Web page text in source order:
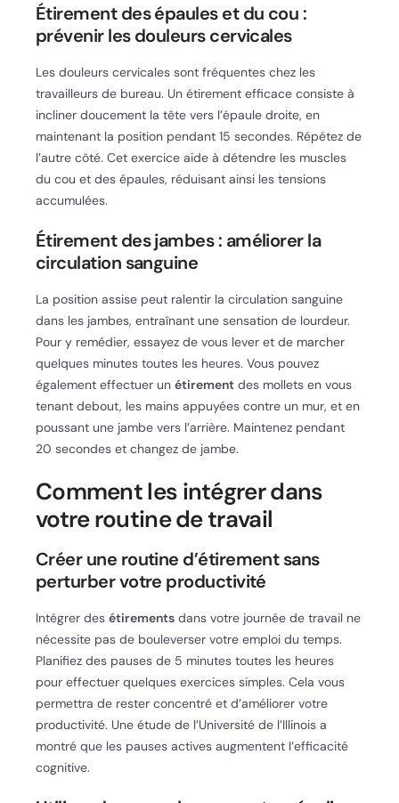
Étirement des épaules et du cou :
prévenir les douleurs cervicales
Les douleurs cervicales sont fréquentes chez les
travailleurs de bureau. Un étirement efficace consiste à
incliner doucement la tête vers l’épaule droite, en
maintenant la position pendant 15 secondes. Répétez de
l’autre côté. Cet exercice aide à détendre les muscles
du cou et des épaules, réduisant ainsi les tensions
accumulées.
Étirement des jambes : améliorer la
circulation sanguine
La position assise peut ralentir la circulation sanguine
dans les jambes, entraînant une sensation de lourdeur.
Pour y remédier, essayez de vous lever et de marcher
quelques minutes toutes les heures. Vous pouvez
également effectuer un étirement des mollets en vous
tenant debout, les mains appuyées contre un mur, et en
poussant une jambe vers l’arrière. Maintenez pendant
20 secondes et changez de jambe.
Comment les intégrer dans
votre routine de travail
Créer une routine d’étirement sans
perturber votre productivité
Intégrer des étirements dans votre journée de travail ne
nécessite pas de bouleverser votre emploi du temps.
Planifiez des pauses de 5 minutes toutes les heures
pour effectuer quelques exercices simples. Cela vous
permettra de rester concentré et d’améliorer votre
productivité. Une étude de l’Université de l’Illinois a
montré que les pauses actives augmentent l’efficacité
cognitive.